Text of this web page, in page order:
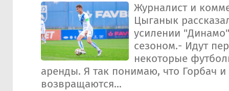
Журналист и
Цыганык
усилении
сезоном.- Идут
некоторые
аренды. Я так понимаю, что Горбач
возвращаются...